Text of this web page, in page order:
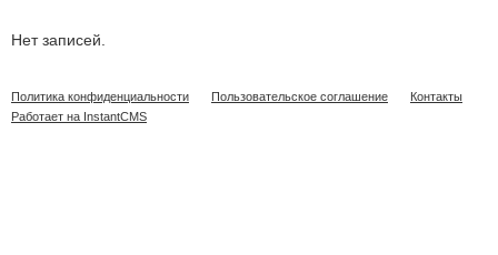
Нет записей.
Политика конфиденциальности Пользовательское соглашение
Контакты
Работает на InstantCMS